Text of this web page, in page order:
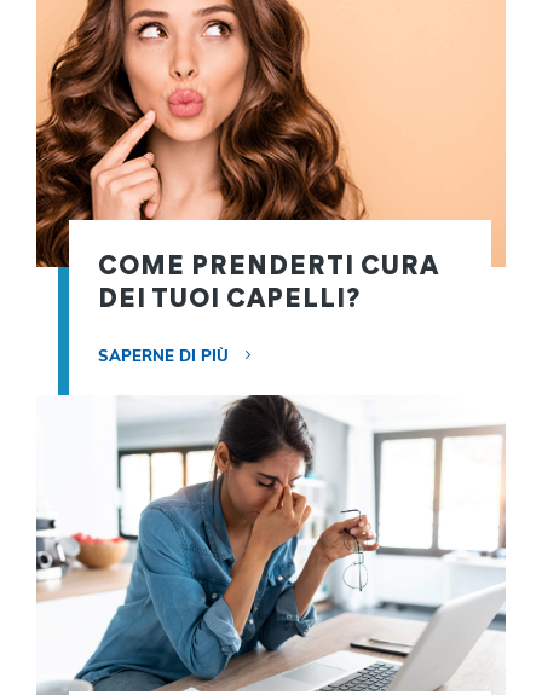
COME PRENDERTI CURA
DEI TUOI CAPELLI?
SAPERNE DI PIÙ